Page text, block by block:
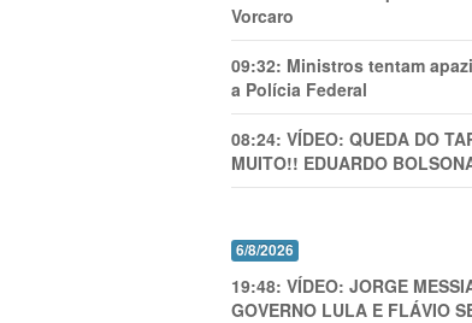
Vorcaro
09:32: Ministros tentam
a Polícia Federal
08:24: VÍDEO: QUEDA DO
MUITO!! EDUARDO
6/8/2026
19:48: VÍDEO: JORGE
GOVERNO LULA E FLÁVIO